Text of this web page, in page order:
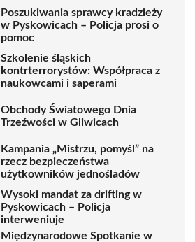
Poszukiwania sprawcy kradzieży
w Pyskowicach – Policja prosi o
pomoc
Szkolenie śląskich
kontrterrorystów: Współpraca z
naukowcami i saperami
Obchody Światowego Dnia
Trzeźwości w Gliwicach
Kampania „Mistrzu, pomyśl” na
rzecz bezpieczeństwa
użytkowników jednośladów
Wysoki mandat za drifting w
Pyskowicach – Policja
interweniuje
Międzynarodowe Spotkanie w